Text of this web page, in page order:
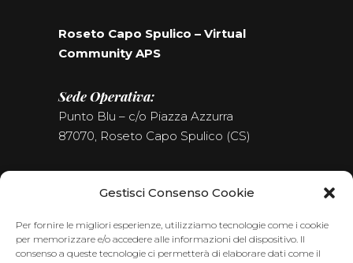
Gestisci Consenso Cookie
Per fornire le migliori esperienze, utilizziamo tecnologie come i cookie
per memorizzare e/o accedere alle informazioni del dispositivo. Il
consenso a queste tecnologie ci permetterà di elaborare dati come il
Roseto Capo Spulico – Virtual
Community APS
Sede Operativa:
Punto Blu – c/o Piazza Azzurra
87070, Roseto Capo Spulico (CS)
Seguici sui Social